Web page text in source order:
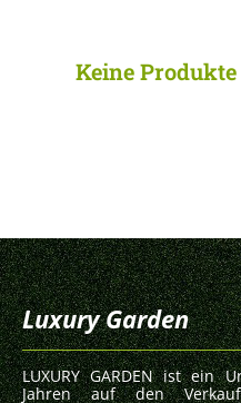
Keine
Luxury Garden
LUXURY GARDEN ist ein
Jahren auf den